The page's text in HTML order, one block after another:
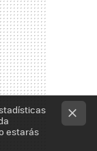
estarás